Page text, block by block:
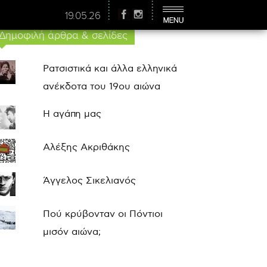
19.05.26
άρθρα & σελίδες
Ρατσιστικά και άλλα ελληνικά
ανέκδοτα του 19ου αιώνα
Η αγάπη μας
Αλέξης Ακριθάκης
Άγγελος Σικελιανός
Πού κρύβονταν οι Πόντιοι
μισόν αιώνα;